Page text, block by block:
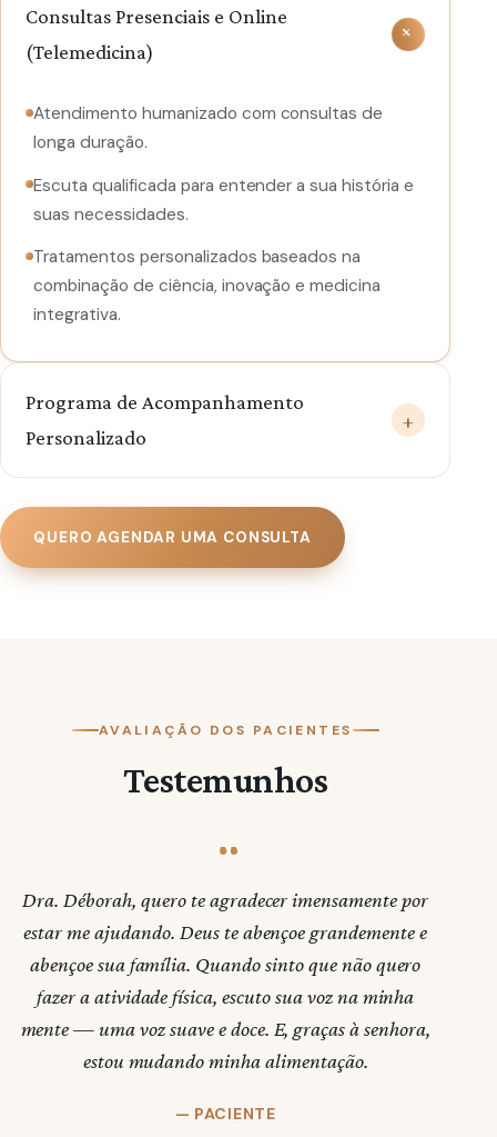
Consultas Presenciais e Online
(Telemedicina)
+
Atendimento humanizado com consultas de
longa duração.
Escuta qualificada para entender a sua história e
suas necessidades.
Tratamentos personalizados baseados na
combinação de ciência, inovação e medicina
integrativa.
Programa de Acompanhamento
Personalizado
+
ansiedade, insônia, estresse e outros desafios
Neuromodulação e ativos injetáveis de última
QUERO AGENDAR UMA CONSULTA
AVALIAÇÃO DOS PACIENTES
Testemunhos
Estou neste momento do tratamento e, mais do que
agradecida, estou feliz: voltei a ter prazer e
esperança no futuro. Voltei a estudar, a me
concentrar e, com fé em Deus, passarei no concurso
que sempre sonhei.